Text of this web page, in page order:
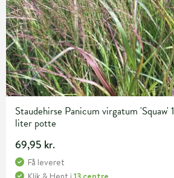
Staudehirse Panicum virgatum 'Squaw' 1
liter potte
69,95 kr.
Få leveret